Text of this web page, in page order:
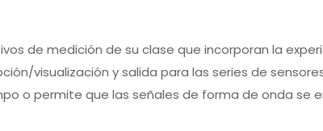
de medición de su clase que incorporan la
visualización y salida para las series de
o permite que las señales de forma de onda se